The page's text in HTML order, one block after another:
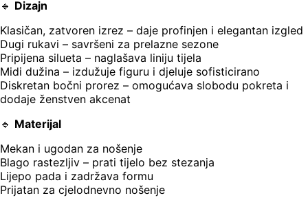
🔹 Dizajn
Klasičan, zatvoren izrez – daje profinjen i elegantan izgled
Dugi rukavi – savršeni za prelazne sezone
Pripijena silueta – naglašava liniju tijela
Midi dužina – izdužuje figuru i djeluje sofisticirano
Diskretan bočni prorez – omogućava slobodu pokreta i
dodaje ženstven akcenat
🔹 Materijal
Mekan i ugodan za nošenje
Blago rastezljiv – prati tijelo bez stezanja
Lijepo pada i zadržava formu
Prijatan za cjelodnevno nošenje